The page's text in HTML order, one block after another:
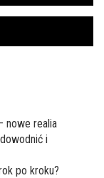
nowe realia
i
po kroku?